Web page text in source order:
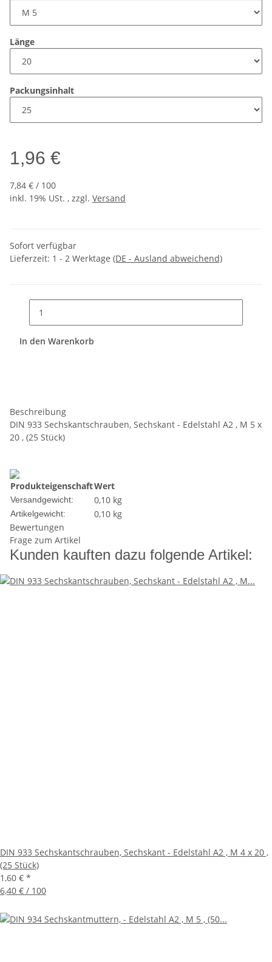
Länge
Packungsinhalt
1,96 €
7,84 € / 100
inkl. 19% USt. , zzgl. Versand
Sofort verfügbar
Lieferzeit: 1 - 2 Werktage (DE - Ausland abweichend)
In den Warenkorb
Beschreibung
DIN 933 Sechskantschrauben, Sechskant - Edelstahl A2 , M 5 x
20 , (25 Stück)
ProdukteigenschaftWert
Versandgewicht: 0,10 kg
Artikelgewicht: 0,10 kg
Bewertungen
Frage zum Artikel
Kunden kauften dazu folgende Artikel:
DIN 933 Sechskantschrauben, Sechskant - Edelstahl A2 , M 4 x 20 ,
(25 Stück)
1,60 € *
6,40 € / 100